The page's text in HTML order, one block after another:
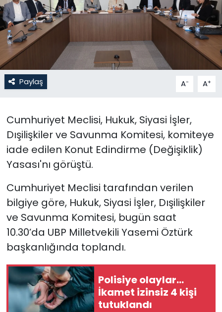
Paylaş A- A+
Cumhuriyet Meclisi, Hukuk, Siyasi İşler,
Dışilişkiler ve Savunma Komitesi, komiteye
iade edilen Konut Edindirme (Değişiklik)
Yasası'nı görüştü.
Cumhuriyet Meclisi tarafından verilen
bilgiye göre, Hukuk, Siyasi İşler, Dışilişkiler
ve Savunma Komitesi, bugün saat
10.30’da UBP Milletvekili Yasemi Öztürk
başkanlığında toplandı.
Polisiye olaylar…
İkamet izinsiz 4 kişi
tutuklandı
Kültür Sanat
Magazin
Moda
Nöbetçi Eczaneler
Otomobil Dünyası
Politika
SAĞLIK
Spor
Teknoloji
TÜRKiYE
Video Galeri
YAŞAM